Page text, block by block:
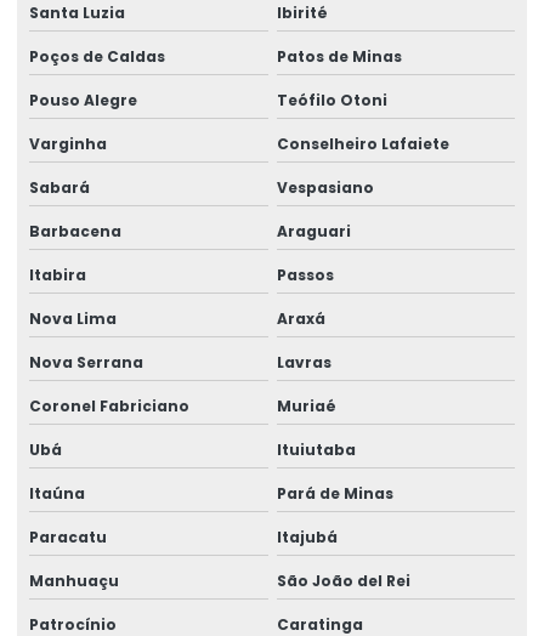
Santa Luzia Ibirité
Poços de Caldas Patos de Minas
Pouso Alegre Teófilo Otoni
Varginha Conselheiro Lafaiete
Sabará Vespasiano
Barbacena Araguari
Itabira Passos
Nova Lima Araxá
Nova Serrana Lavras
Coronel Fabriciano Muriaé
Ubá Ituiutaba
Itaúna Pará de Minas
Paracatu Itajubá
Manhuaçu São João del Rei
Patrocínio Caratinga